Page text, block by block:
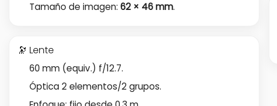
Tamaño de imagen: 62 × 46 mm.
🔭 Lente
60 mm (equiv.) f/12.7.
Óptica 2 elementos/2 grupos.